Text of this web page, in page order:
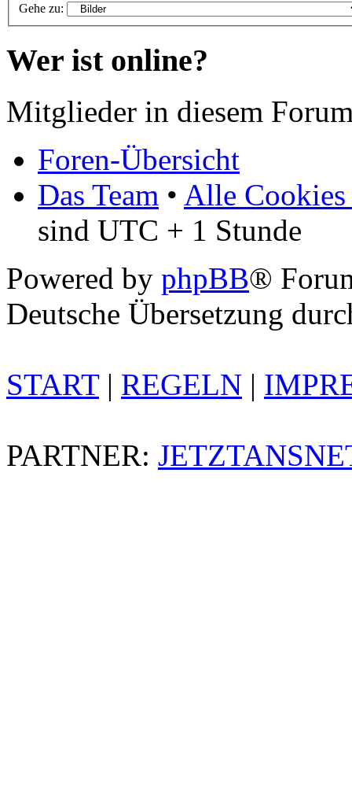
Gehe zu:
Wer ist online?
Mitglieder in diesem
Foren-Übersicht
Das Team • Alle Cookies
sind UTC + 1 Stunde
Powered by phpBB®
Deutsche Übersetzung
START| REGELN |
PARTNER: